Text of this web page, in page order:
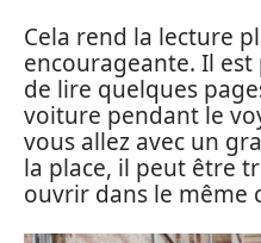
Cela rend la lecture
encourageante. Il
de lire quelques
voiture pendant le
vous allez avec un
la place, il peut être
ouvrir dans le même